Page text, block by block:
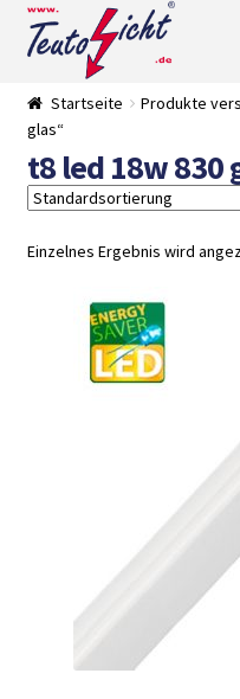
Zur
Navigation
springen
Springe
zum
Startseite
Produkte
glas“
t8 led 18w 830
Einzelnes Ergebnis wird